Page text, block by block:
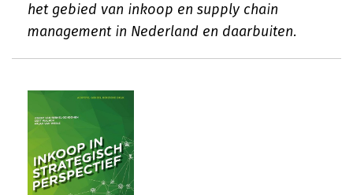
het gebied van inkoop en supply chain
management in Nederland en daarbuiten.